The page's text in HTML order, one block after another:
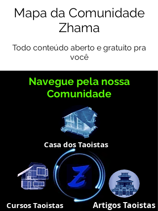
Mapa da Comunidade
Zhama
Todo conteúdo aberto e gratuito pra
você
Navegue pela nossa
Comunidade
Cursos Taoistas
Casa dos Taoistas
Artigos Taoistas